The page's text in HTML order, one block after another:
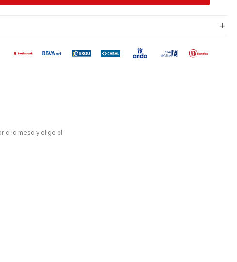
a la mesa y elige el